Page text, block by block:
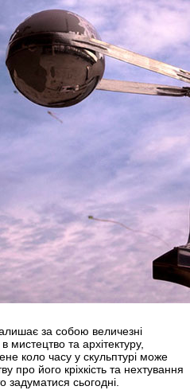
за собою величезні
мистецтво та архітектуру,
коло часу у скульптурі може
про його кріхкість та нехтування
задуматися сьогодні.